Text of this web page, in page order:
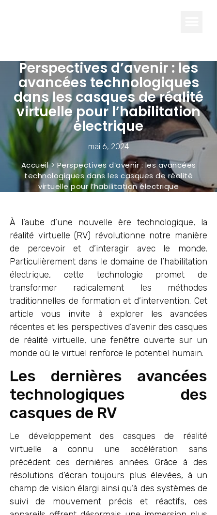
Perspectives d’avenir : les
avancées technologiques
dans les casques de réalité
virtuelle pour l’habilitation
électrique
mai 6, 2024
Accueil> Perspectives d’avenir : les avancées
technologiques dans les casques de réalité
virtuelle pour l’habilitation électrique
À l’aube d’une nouvelle ère technologique, la
réalité virtuelle (RV) révolutionne notre manière
de percevoir et d’interagir avec le monde.
Particulièrement dans le domaine de l’habilitation
électrique, cette technologie promet de
transformer radicalement les méthodes
traditionnelles de formation et d’intervention. Cet
article vous invite à explorer les avancées
récentes et les perspectives d’avenir des casques
de réalité virtuelle, une fenêtre ouverte sur un
monde où le virtuel renforce le potentiel humain.
Les dernières avancées
technologiques des
casques de RV
Le développement des casques de réalité
virtuelle a connu une accélération sans
précédent ces dernières années. Grâce à des
résolutions d’écran toujours plus élevées, à un
champ de vision élargi ainsi qu’à des systèmes de
suivi de mouvement précis et réactifs, ces